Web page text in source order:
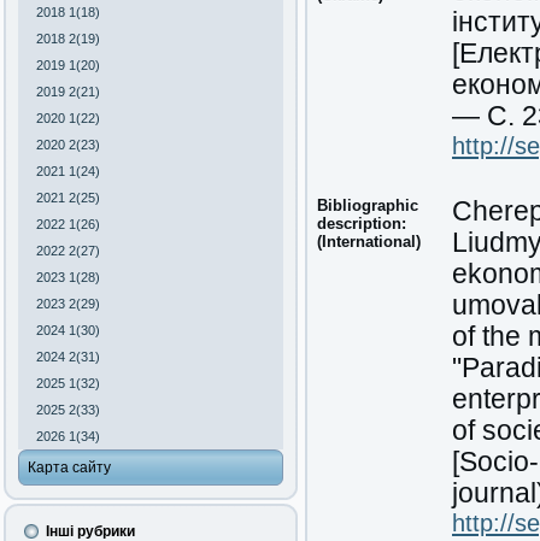
2018 1(18)
2018 2(19)
2019 1(20)
2019 2(21)
2020 1(22)
2020 2(23)
2021 1(24)
2021 2(25)
2022 1(26)
2022 2(27)
2023 1(28)
2023 2(29)
2024 1(30)
2024 2(31)
2025 1(32)
2025 2(33)
2026 1(34)
Карта сайту
Інші рубрики
— С.
http://
Bibliographic
description:
(International)
of the
of
http://